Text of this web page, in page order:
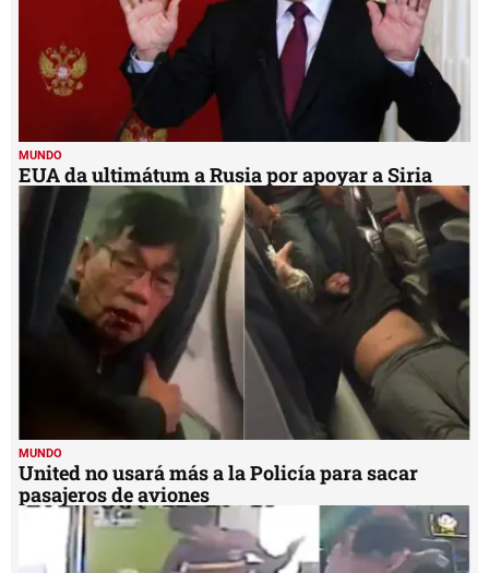
MUNDO
EUA da ultimátum a Rusia por apoyar a Siria
MUNDO
United no usará más a la Policía para sacar
pasajeros de aviones